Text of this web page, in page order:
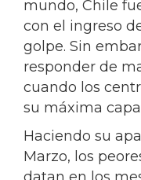
mundo, Chile
con el ingreso
golpe. Sin
responder de
cuando los
su máxima
Haciendo su
Marzo, los